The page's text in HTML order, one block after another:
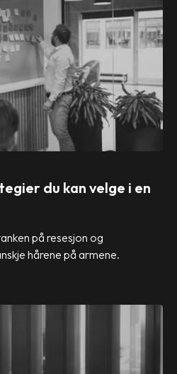
du kan velge i en
på resesjon og
hårene på armene.